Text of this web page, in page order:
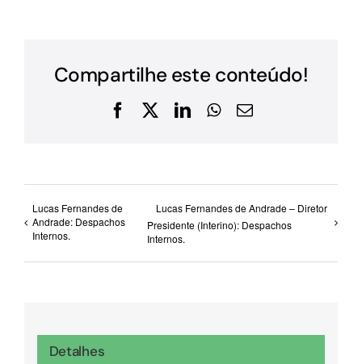
Compartilhe este conteúdo!
Facebook
X LinkedInWhatsApp
E-
Lucas Fernandes de
Andrade: Despachos
Internos.
Lucas Fernandes de Andrade – Diretor
Presidente (Interino): Despachos
Internos.
Detalhes